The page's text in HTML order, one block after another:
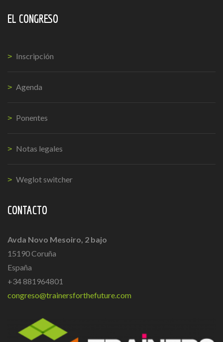
EL CONGRESO
Inscripción
Agenda
Ponentes
Notas legales
Weglot switcher
CONTACTO
Avda Novo Mesoiro, 2 bajo
15190 Coruña
España
+34 881964801
congreso@trainersforthefuture.com